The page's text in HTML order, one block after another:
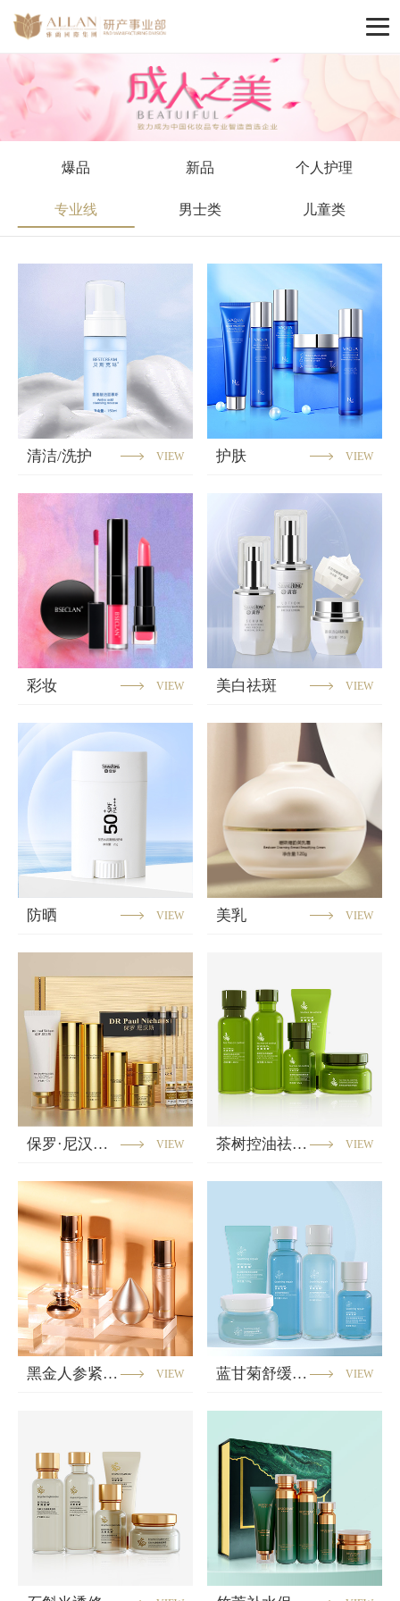
爆品 新品 个人护理
专业线 男士类 儿童类
清洁/洗护 VIEW 护肤 VIEW
彩妆 VIEW 美白祛斑 VIEW
防晒 VIEW 美乳 VIEW
保罗·尼汉斯抗衰老系列 VIEW 茶树控油祛痘系列 VIEW
黑金人参紧致系列 VIEW 蓝甘菊舒缓系列 VIEW